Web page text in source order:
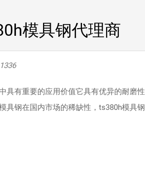
模具钢代理商
1336
具有重要的应用价值它具有优异的耐磨
具钢在国内市场的稀缺性，ts380h模具